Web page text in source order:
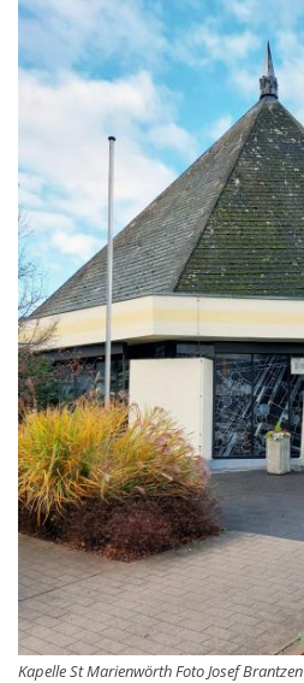
Kapelle St Marienwörth Foto Josef Brantzen